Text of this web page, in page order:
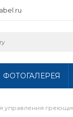
ФОТОГАЛЕРЕЯ
управления